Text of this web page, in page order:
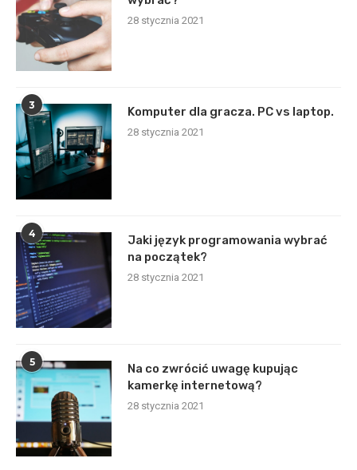
28 stycznia 2021
3
Komputer dla gracza. PC vs laptop.
28 stycznia 2021
4
Jaki język programowania wybrać
na początek?
28 stycznia 2021
5
Na co zwrócić uwagę kupując
kamerkę internetową?
28 stycznia 2021